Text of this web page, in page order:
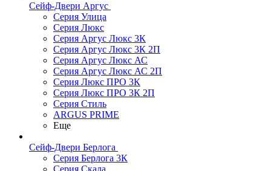
Сейф-Двери Аргус
Серия Улица
Серия Люкс
Серия Аргус Люкс 3К
Серия Аргус Люкс 3К 2П
Серия Аргус Люкс АС
Серия Аргус Люкс АС 2П
Серия Люкс ПРО 3К
Серия Люкс ПРО 3К 2П
Серия Стиль
ARGUS PRIME
Еще
Сейф-Двери Берлога
Серия Берлога 3К